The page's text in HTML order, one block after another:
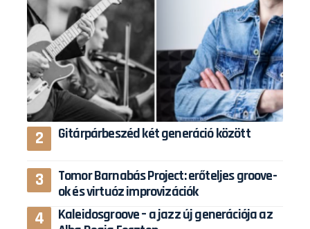
Gitárpárbeszéd két generáció között
Tomor Barnabás Project: erőteljes groove-
ok és virtuóz improvizációk
Kaleidosgroove – a jazz új generációja az